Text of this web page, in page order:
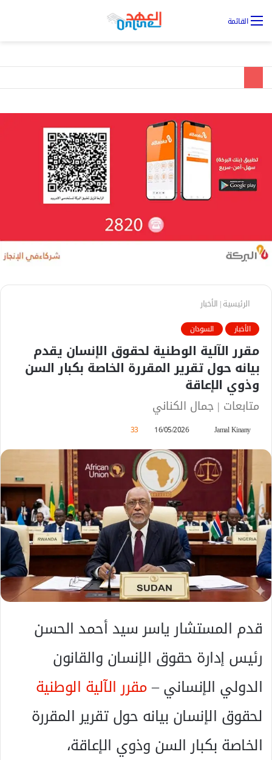
القائمة
الرئيسية| الأخبار
الأخبار السودان
مقرر الآلية الوطنية لحقوق الإنسان يقدم
بيانه حول تقرير المقررة الخاصة بكبار السن
وذوي الإعاقة
متابعات | جمال الكناني
Jamal Kinany
س
ل
ي
د
ا
إ
ل
ك
ت
و
ي
ا
16/05/2026
33
قدم المستشار ياسر سيد أحمد الحسن
رئيس إدارة حقوق الإنسان والقانون
الدولي الإنساني –مقرر الآلية الوطنية
لحقوق الإنسان بيانه حول تقرير المقررة
الخاصة بكبار السن وذوي الإعاقة،